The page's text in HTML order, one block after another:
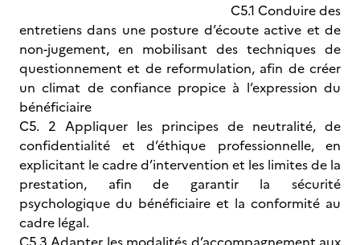
C5.1 Conduire des
entretiens dans une posture d’écoute active et de
non-jugement, en mobilisant des techniques de
questionnement et de reformulation, afin de créer
un climat de confiance propice à l’expression du
bénéficiaire
C5. 2 Appliquer les principes de neutralité, de
confidentialité et d’éthique professionnelle, en
explicitant le cadre d’intervention et les limites de la
prestation, afin de garantir la sécurité
psychologique du bénéficiaire et la conformité au
cadre légal.